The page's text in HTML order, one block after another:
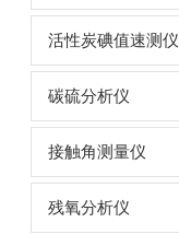
活性炭碘值速测仪
碳硫分析仪
接触角测量仪
残氧分析仪